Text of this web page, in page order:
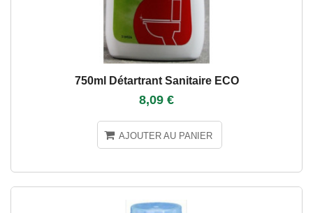
750ml Détartrant Sanitaire ECO
8,09 €
AJOUTER AU PANIER